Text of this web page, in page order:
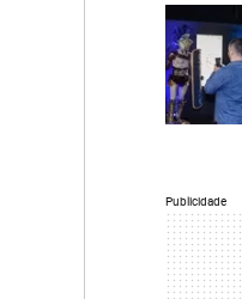
Publicidade